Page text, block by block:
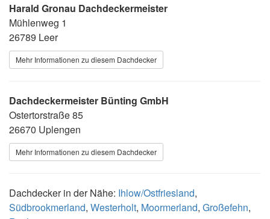
Harald Gronau Dachdeckermeister
Mühlenweg 1
26789 Leer
Mehr Informationen zu diesem Dachdecker
Dachdeckermeister Bünting GmbH
Ostertorstraße 85
26670 Uplengen
Mehr Informationen zu diesem Dachdecker
Dachdecker in der Nähe: Ihlow/Ostfriesland,
Südbrookmerland, Westerholt, Moormerland, Großefehn,